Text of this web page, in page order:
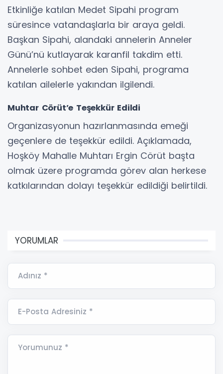
Etkinliğe katılan Medet Sipahi program
süresince vatandaşlarla bir araya geldi.
Başkan Sipahi, alandaki annelerin Anneler
Günü’nü kutlayarak karanfil takdim etti.
Annelerle sohbet eden Sipahi, programa
katılan ailelerle yakından ilgilendi.
Muhtar Cörüt’e Teşekkür Edildi
Organizasyonun hazırlanmasında emeği
geçenlere de teşekkür edildi. Açıklamada,
Hoşköy Mahalle Muhtarı Ergin Cörüt başta
olmak üzere programda görev alan herkese
katkılarından dolayı teşekkür edildiği belirtildi.
YORUMLAR
Adınız *
E-Posta Adresiniz *
Yorumunuz *